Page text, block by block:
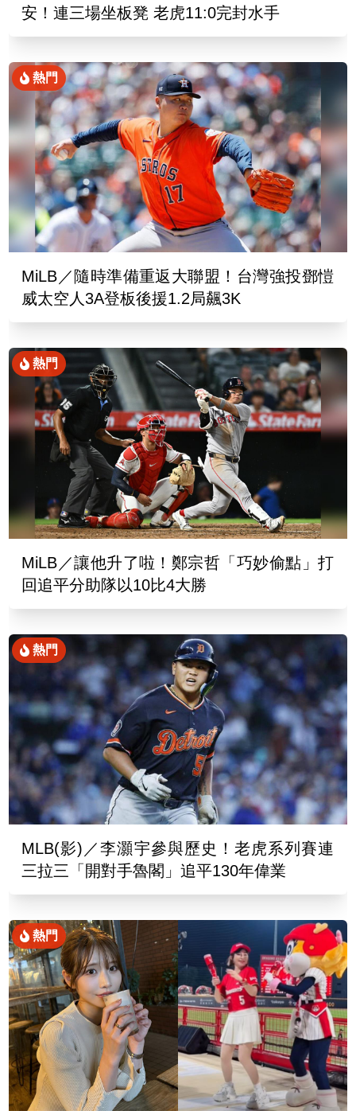
安！連三場坐板凳 老虎11:0完封水手
熱門
MiLB／隨時準備重返大聯盟！台灣強投鄧愷
威太空人3A登板後援1.2局飆3K
熱門
MiLB／讓他升了啦！鄭宗哲「巧妙偷點」打
回追平分助隊以10比4大勝
熱門
MLB(影)／李灝宇參與歷史！老虎系列賽連
三拉三「開對手魯閣」追平130年偉業
熱門